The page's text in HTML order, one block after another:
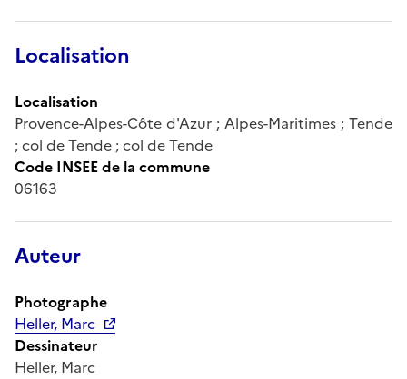
Localisation
Localisation
Provence-Alpes-Côte d'Azur ; Alpes-Maritimes ; Tende
; col de Tende ; col de Tende
Code INSEE de la commune
06163
Auteur
Photographe
Heller, Marc
Dessinateur
Heller, Marc